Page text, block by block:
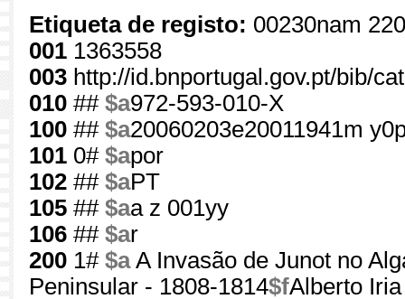
Etiqueta de registo: 00230nam
001 1363558
003 http://id.bnportugal.gov.pt/bib/
010 ## $a972-593-010-X
100 ## $a20060203e20011941m
101 0# $apor
102 ## $aPT
105 ## $aa z 001yy
106 ## $ar
200 1# $aA Invasão de Junot no
Peninsular - 1808-1814$fAlberto Iria